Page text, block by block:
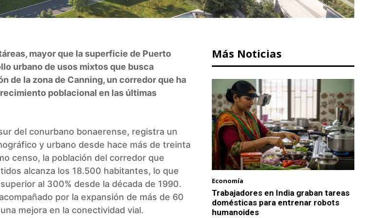
mayor que la superficie de Puerto
urbano de usos mixtos que busca
de la zona de Canning, un corredor que ha
poblacional en las últimas
del conurbano bonaerense, registra un
y urbano desde hace más de treinta
censo, la población del corredor que
alcanza los 18.500 habitantes, lo que
al 300% desde la década de 1990.
por la expansión de más de 60
mejora en la conectividad vial.
Más Noticias
Economía
Trabajadores en India graban tareas
domésticas para entrenar robots
humanoides